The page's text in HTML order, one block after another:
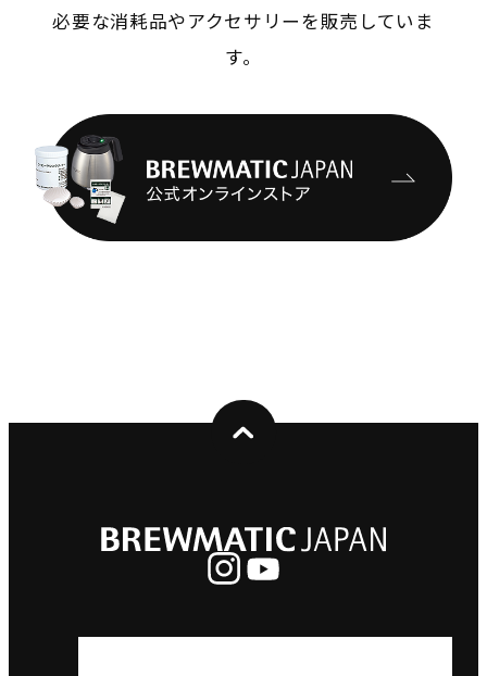
必要な消耗品やアクセサリーを販売していま
す。